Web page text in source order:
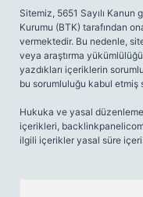
Sitemiz, 5651 Sayılı
Kurumu (BTK) tarafından
vermektedir. Bu nedenle,
veya araştırma
yazdıkları içeriklerin
bu sorumluluğu kabul etmiş
Hukuka ve yasal
içerikleri,
ilgili içerikler yasal süre